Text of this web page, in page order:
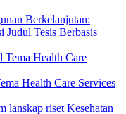
Berkelanjutan:
Judul Tesis Berbasis
Health Care Services